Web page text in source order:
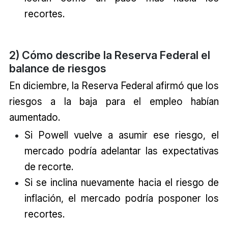
recortes.
2) Cómo describe la Reserva Federal el
balance de riesgos
En diciembre, la Reserva Federal afirmó que los
riesgos a la baja para el empleo habían
aumentado.
Si Powell vuelve a asumir ese riesgo, el
mercado podría adelantar las expectativas
de recorte.
Si se inclina nuevamente hacia el riesgo de
inflación, el mercado podría posponer los
recortes.